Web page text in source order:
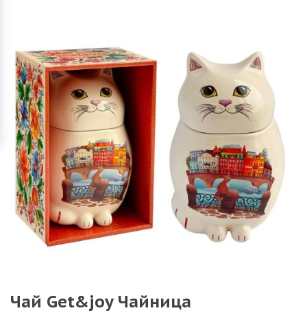
Чай Get&joy Чайница